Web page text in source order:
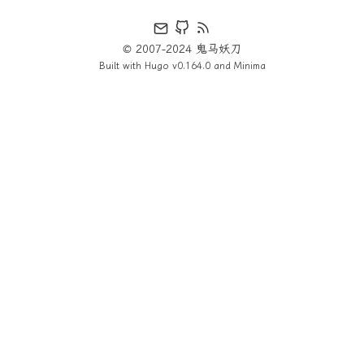
© 2007-2024 鬼马妖刀
Built with Hugo v0.164.0 and Minima